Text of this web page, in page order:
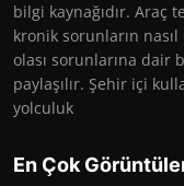
bilgi kaynağıdır. Araç
kronik sorunların
olası sorunlarına
paylaşılır. Şehir içi
yolculuk
En Çok